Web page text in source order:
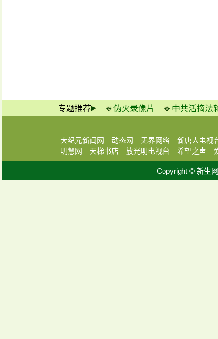
专题推荐 伪火录像片 中共活摘法
大纪元新闻网 动态网 无界网络
新唐人电视
明慧网
天梯书店 放光明电视台 希望之声
Copyright © 新生